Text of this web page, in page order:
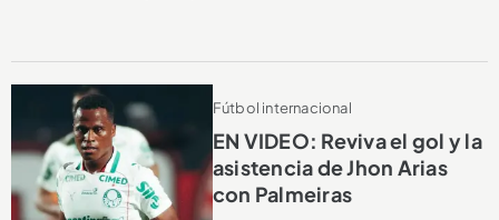
Fútbol internacional
EN VIDEO: Reviva el gol y la
asistencia de Jhon Arias
con Palmeiras